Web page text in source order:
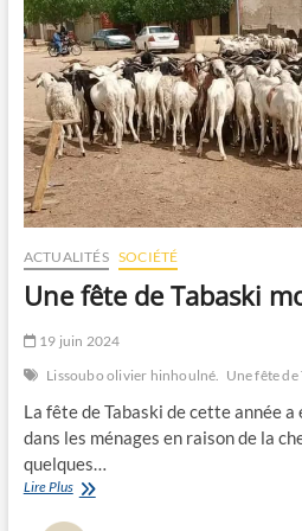
ACTUALITÉS SOCIÉTÉ
Une fête de Tabaski
19 juin 2024
Lissoubo olivier hinhoulné.
Une fête
La fête de Tabaski de cette année
dans les ménages en raison de la
quelques…
Lire PlusUne